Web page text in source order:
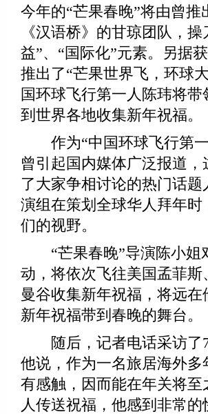
今年的“芒果春晚”将由曾
《汉语桥》的甘琼团队，
益”、“国际化”元素。另据
推出了“芒果世界飞，环球
国环球飞行第一人陈玮将
到世界各地收集新年祝福。
作为“中国环球飞行第一
曾引起国内媒体广泛报道
了大家争相讨论的热门话
演组在策划全球华人拜年
们的视野。
“芒果春晚”导演陈小姐
动，将依次飞往美国孟菲
曼谷收集新年祝福，将远
新年祝福带到春晚的舞台。
随后，记者电话采访了
他说，作为一名旅居海外
有感触，因而能在年关将
人传送祝福，他感到非常